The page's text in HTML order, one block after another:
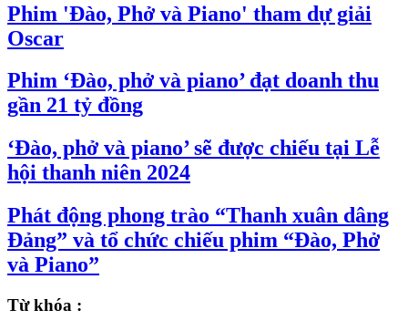
Phim 'Đào, Phở và Piano' tham dự giải
Oscar
Phim ‘Đào, phở và piano’ đạt doanh thu
gần 21 tỷ đồng
‘Đào, phở và piano’ sẽ được chiếu tại Lễ
hội thanh niên 2024
Phát động phong trào “Thanh xuân dâng
Đảng” và tổ chức chiếu phim “Đào, Phở
và Piano”
Từ khóa :